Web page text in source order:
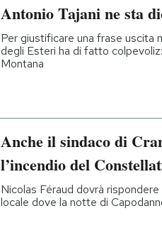
Antonio Tajani ne sta
Per giustificare una frase uscita
degli Esteri ha di fatto
Montana
Anche il sindaco di
l’incendio del
Nicolas Féraud dovrà
locale dove la notte di